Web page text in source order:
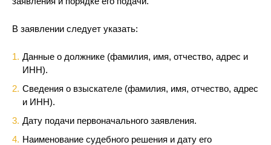
В заявлении следует указать:
Данные о должнике (фамилия, имя, отчество, адрес и
ИНН).
Сведения о взыскателе (фамилия, имя, отчество, адрес
и ИНН).
Дату подачи первоначального заявления.
Наименование судебного решения и дату его